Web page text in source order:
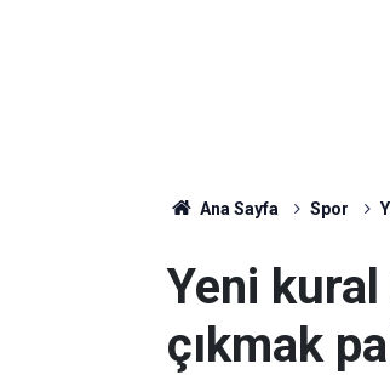
Ana Sayfa Spor
Yeni
çıkmak